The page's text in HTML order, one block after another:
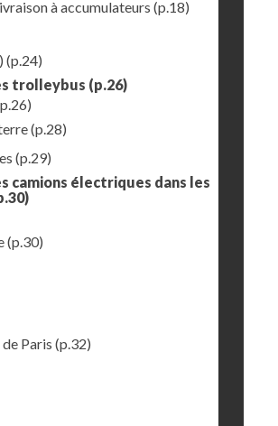
à accumulateurs (p.18)
(p.24)
trolleybus (p.26)
(p.28)
(p.29)
camions électriques dans les
(p.30)
Paris (p.32)